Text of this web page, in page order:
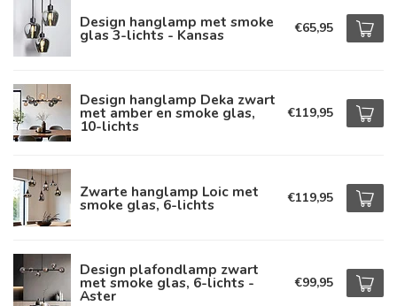
Design hanglamp met smoke
glas 3-lichts - Kansas €65,95
Design hanglamp Deka zwart
met amber en smoke glas,
10-lichts
€119,95
Zwarte hanglamp Loic met
smoke glas, 6-lichts €119,95
Design plafondlamp zwart
met smoke glas, 6-lichts -
Aster
€99,95